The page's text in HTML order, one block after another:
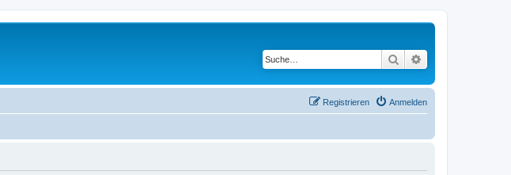
Suche
Anmelden
Registrieren